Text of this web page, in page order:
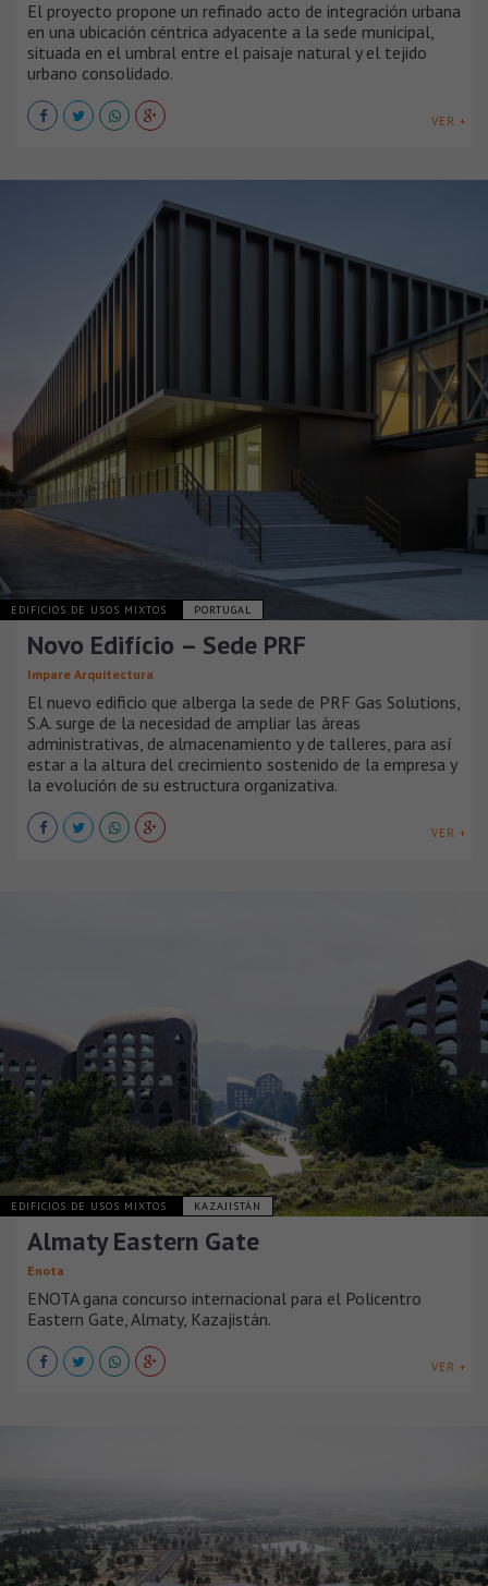
El proyecto propone un refinado acto de integración urbana
en una ubicación céntrica adyacente a la sede municipal,
situada en el umbral entre el paisaje natural y el tejido
urbano consolidado.
VER +
EDIFICIOS DE USOS MIXTOS PORTUGAL
Novo Edifício – Sede PRF
Impare Arquitectura
El nuevo edificio que alberga la sede de PRF Gas Solutions,
S.A. surge de la necesidad de ampliar las áreas
administrativas, de almacenamiento y de talleres, para así
estar a la altura del crecimiento sostenido de la empresa y
la evolución de su estructura organizativa.
VER +
EDIFICIOS DE USOS MIXTOS KAZAJISTÁN
Almaty Eastern Gate
Enota
ENOTA gana concurso internacional para el Policentro
Eastern Gate, Almaty, Kazajistán.
VER +